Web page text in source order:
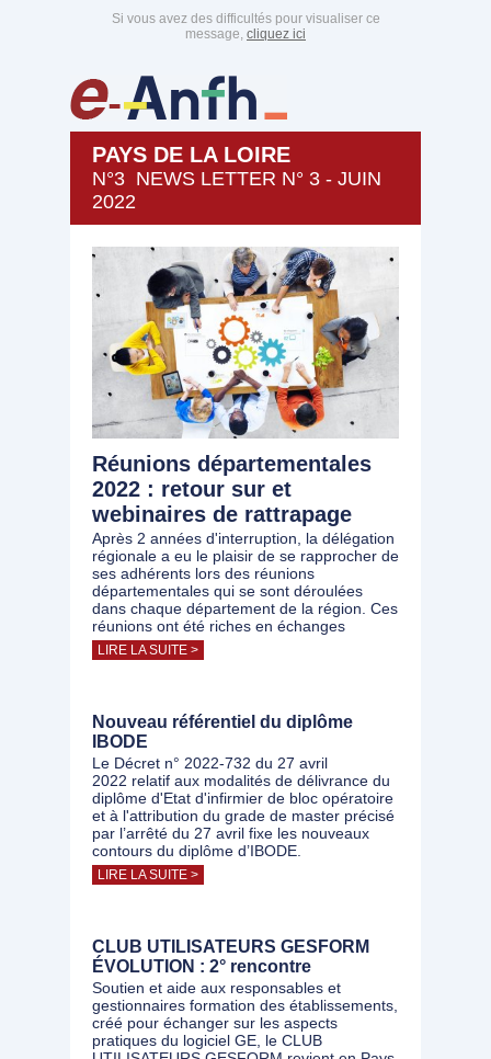
Si vous avez des difficultés pour visualiser ce
message, cliquez ici
PAYS DE LA LOIRE
N°3 NEWS LETTER N° 3 - JUIN
2022
Réunions départementales
2022 : retour sur et
webinaires de rattrapage
Après 2 années d'interruption, la délégation
régionale a eu le plaisir de se rapprocher de
ses adhérents lors des réunions
départementales qui se sont déroulées
dans chaque département de la région. Ces
réunions ont été riches en échanges
LIRE LA SUITE >
Nouveau référentiel du diplôme
IBODE
Le Décret n° 2022-732 du 27 avril
2022 relatif aux modalités de délivrance du
diplôme d'Etat d'infirmier de bloc opératoire
et à l'attribution du grade de master précisé
par l’arrêté du 27 avril fixe les nouveaux
contours du diplôme d’IBODE.
LIRE LA SUITE >
CLUB UTILISATEURS GESFORM
ÉVOLUTION : 2° rencontre
Soutien et aide aux responsables et
gestionnaires formation des établissements,
créé pour échanger sur les aspects
pratiques du logiciel GE, le CLUB